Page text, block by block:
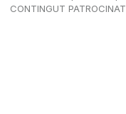
CONTINGUT PATROCINAT